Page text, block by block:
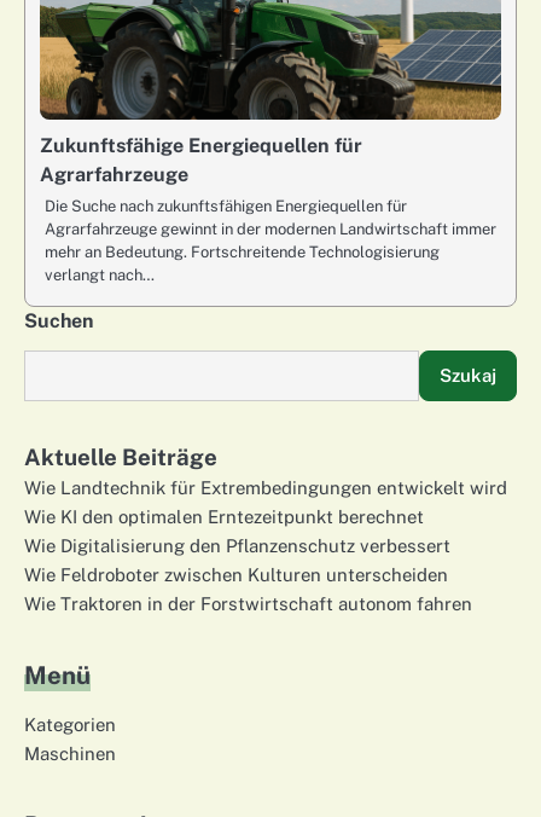
Zukunftsfähige Energiequellen für
Agrarfahrzeuge
Die Suche nach zukunftsfähigen Energiequellen für
Agrarfahrzeuge gewinnt in der modernen Landwirtschaft immer
mehr an Bedeutung. Fortschreitende Technologisierung
verlangt nach…
Suchen
Szukaj
Aktuelle Beiträge
Wie Landtechnik für Extrembedingungen entwickelt wird
Wie KI den optimalen Erntezeitpunkt berechnet
Wie Digitalisierung den Pflanzenschutz verbessert
Wie Feldroboter zwischen Kulturen unterscheiden
Wie Traktoren in der Forstwirtschaft autonom fahren
Menü
Kategorien
Maschinen